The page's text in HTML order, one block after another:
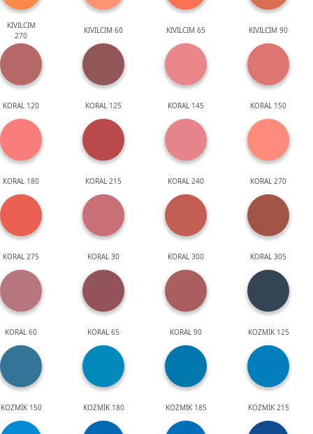
KIVILCIM
270
KIVILCIM 60 KIVILCIM 65 KIVILCIM 90
KORAL 120 KORAL 125 KORAL 145 KORAL 150
KORAL 180 KORAL 215 KORAL 240 KORAL 270
KORAL 275 KORAL 30 KORAL 300 KORAL 305
KORAL 60 KORAL 65 KORAL 90 KOZMİK 125
KOZMİK 150 KOZMİK 180 KOZMİK 185 KOZMİK 215